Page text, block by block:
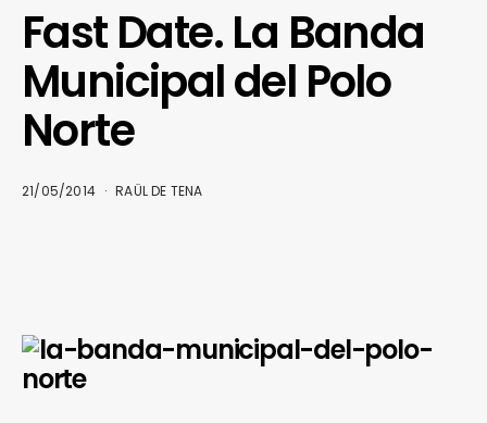
Fast Date. La Banda
Municipal del Polo
Norte
21/05/2014 RAÜL DE TENA